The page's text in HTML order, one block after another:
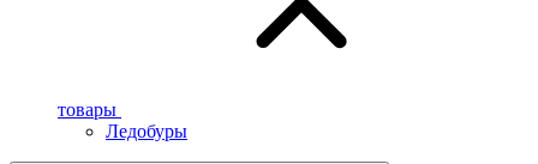
товары
Ледобуры